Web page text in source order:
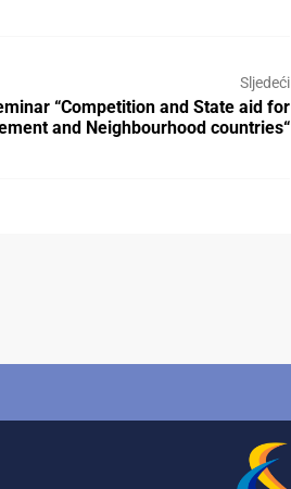
Sljedeći
“Competition and State aid for
and Neighbourhood countries“